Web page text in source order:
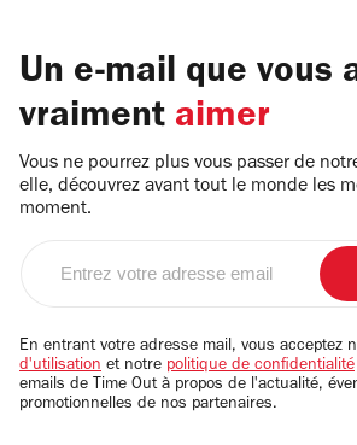
Un e-mail que vous
vraiment aimer
Vous ne pourrez plus vous passer de
elle, découvrez avant tout le monde les
moment.
email
En entrant votre adresse mail, vous acceptez
d'utilisation et notre politique de confidentialité
emails de Time Out à propos de l'actualité,
promotionnelles de nos partenaires.